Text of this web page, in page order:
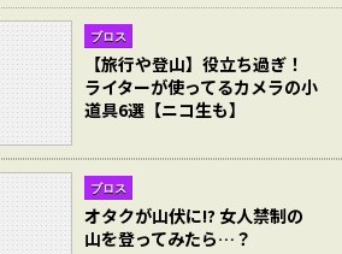
ブロス
【旅行や登山】役立ち過ぎ！
ライターが使ってるカメラの小
道具6選【ニコ生も】
ブロス
オタクが山伏に!? 女人禁制の
山を登ってみたら…？